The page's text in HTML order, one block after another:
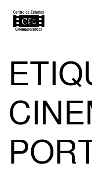
Saltar
para
o